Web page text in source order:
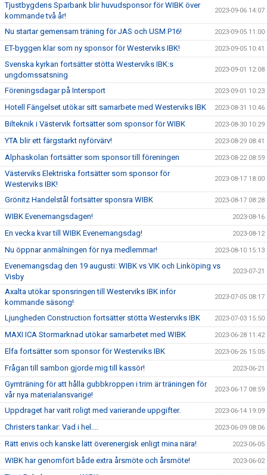
Tjustbygdens Sparbank blir huvudsponsor för WIBK över
kommande två år!
2023-09-06 14:07
Nu startar gemensam träning för JAS och USM P16! 2023-09-05 11:00
ET-byggen klar som ny sponsor för Westerviks IBK! 2023-09-05 10:41
Svenska kyrkan fortsätter stötta Westerviks IBK:s
ungdomssatsning
2023-09-01 12:08
Föreningsdagar på Intersport 2023-09-01 10:23
Hotell Fängelset utökar sitt samarbete med Westerviks IBK 2023-08-31 10:46
Bilteknik i Västervik fortsätter som sponsor för WIBK 2023-08-30 10:29
YTA blir ett färgstarkt nyförvärv! 2023-08-29 08:41
Alphaskolan fortsätter som sponsor till föreningen 2023-08-22 08:59
Västerviks Elektriska fortsätter som sponsor för
Westerviks IBK!
2023-08-17 18:00
Grönitz Handelstål fortsätter sponsra WIBK 2023-08-17 08:28
WIBK Evenemangsdagen! 2023-08-16
En vecka kvar till WIBK Evenemangsdag! 2023-08-12
Nu öppnar anmälningen för nya medlemmar! 2023-08-10 15:13
Evenemangsdag den 19 augusti: WIBK vs VIK och Linköping vs
Visby
2023-07-21
Axalta utökar sponsringen till Westerviks IBK inför
kommande säsong!
2023-07-05 08:17
Ljungheden Construction fortsätter stötta Westerviks IBK 2023-07-03 15:50
MAXI ICA Stormarknad utökar samarbetet med WIBK 2023-06-28 11:42
Elfa fortsätter som sponsor för Westerviks IBK 2023-06-26 15:05
Frågan till sambon gjorde mig till kassör! 2023-06-21
Gymträning för att hålla gubbkroppen i trim är träningen för
vår nya materialansvarige!
2023-06-17 08:59
Uppdraget har varit roligt med varierande uppgifter. 2023-06-14 19:09
Christers tankar: Vad i hel.... 2023-06-09 08:06
Rätt envis och kanske lätt överenergisk enligt mina nära! 2023-06-05
WIBK har genomfört både extra årsmöte och årsmöte! 2023-06-02